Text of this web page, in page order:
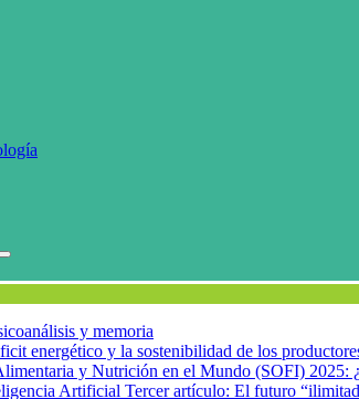
y memoria
energético y la sostenibilidad de los
y Nutrición en el Mundo (SOFI) 2025:
Artificial Tercer artículo: El futuro